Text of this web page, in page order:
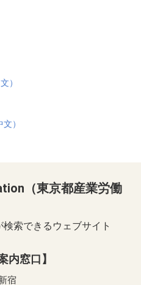
）
）
（東京都産業労働
索できるウェブサイト
内窓口】
宿